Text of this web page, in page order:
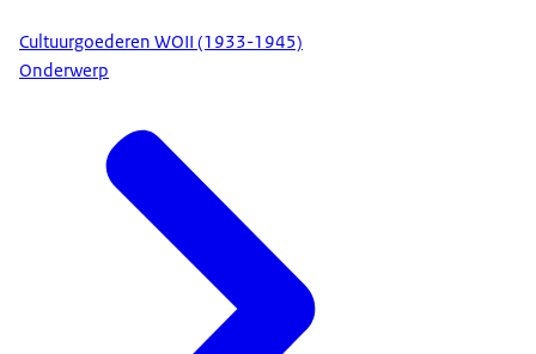
Cultuurgoederen WOII (1933-1945)
Onderwerp